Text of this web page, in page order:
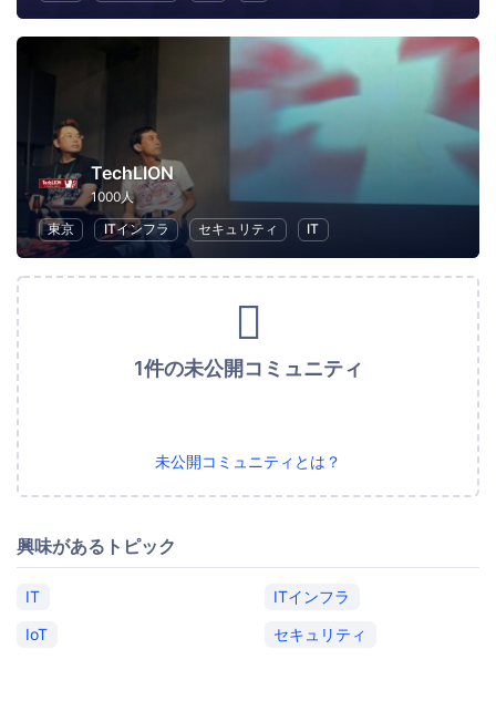
TechLION
1000人
東京
ITインフラ セキュリティ IT
1件の未公開コミュニティ
未公開コミュニティとは？
興味があるトピック
IT
ITインフラ
IoT
セキュリティ